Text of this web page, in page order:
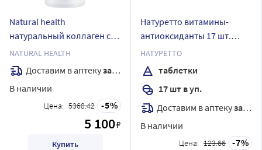
Natural health
натуральный коллаген со
вкусом вишни желе массой
1000 гр
NATURAL HEALTH
Доставим в аптекузавтра
В наличии
Цена: 5368.42 5
5 100₽
Купить
Натуретто витамины-
антиоксиданты 17 шт.
таблетки массой 2200 мг/
лимон
НАТУРЕТТО
таблетки
17 шт в уп.
Доставим в аптекузавтра
В наличии
Цена: 123.66 7